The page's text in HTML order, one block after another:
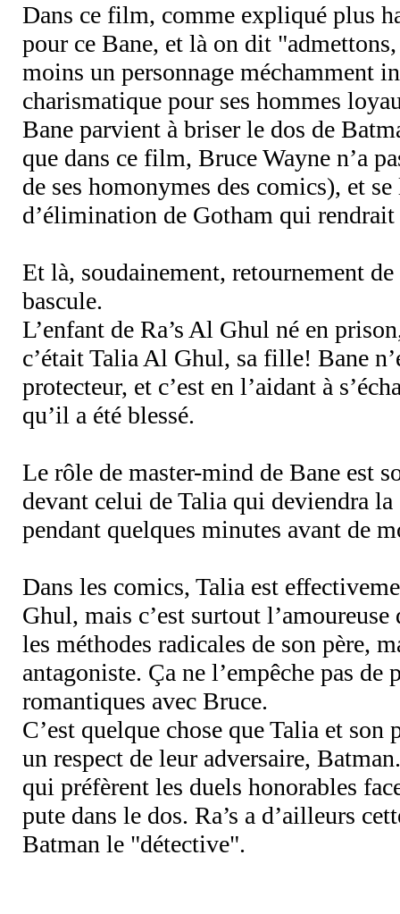
Dans ce film, comme expliqué plus
pour ce Bane, et là on dit
moins un personnage méchamment
charismatique pour ses hommes
Bane parvient à briser le dos de
que dans ce film, Bruce Wayne n’a
de ses homonymes des comics), et
d’élimination de Gotham qui rendrait
Et là, soudainement, retournement
bascule.
L’enfant de Ra’s Al Ghul né en
c’était Talia Al Ghul, sa fille! Bane
protecteur, et c’est en l’aidant à
qu’il a été blessé.
Le rôle de master-mind de Bane est
devant celui de Talia qui deviendra la
pendant quelques minutes avant de
Dans les comics, Talia est
Ghul, mais c’est surtout
les méthodes radicales de son père,
antagoniste. Ça ne l’empêche pas de
romantiques avec Bruce.
C’est quelque chose que Talia et son
un respect de leur adversaire,
qui préfèrent les duels honorables
pute dans le dos. Ra’s a d’ailleurs
Batman le "détective".